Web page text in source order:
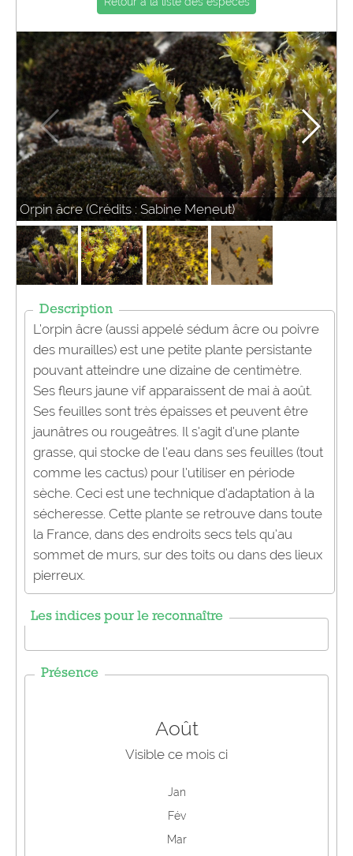
Orpin âcre (Crédits : Sabine Meneut)
Description
L’orpin âcre (aussi appelé sédum âcre ou poivre
des murailles) est une petite plante persistante
pouvant atteindre une dizaine de centimètre.
Ses fleurs jaune vif apparaissent de mai à août.
Ses feuilles sont très épaisses et peuvent être
jaunâtres ou rougeâtres. Il s’agit d’une plante
grasse, qui stocke de l’eau dans ses feuilles (tout
comme les cactus) pour l’utiliser en période
sèche. Ceci est une technique d’adaptation à la
sécheresse. Cette plante se retrouve dans toute
la France, dans des endroits secs tels qu’au
sommet de murs, sur des toits ou dans des lieux
pierreux.
Les indices pour le reconnaître
Présence
Août
Visible ce mois ci
Jan
Fév
Mar